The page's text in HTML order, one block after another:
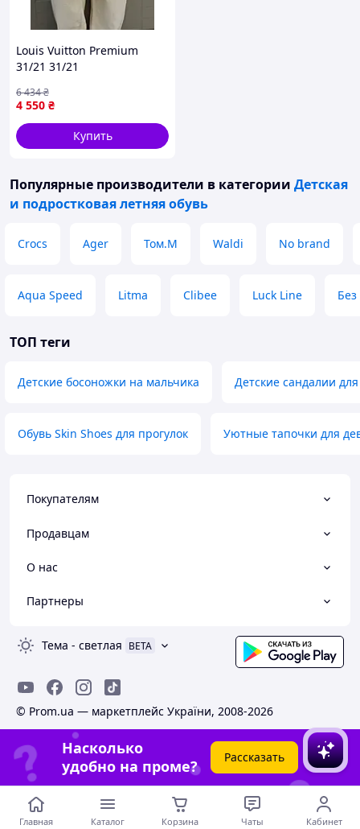
Louis Vuitton Premium
31/21 31/21
4 550 ₴
6 434₴
Купить
Популярные производители в категории Детская
и подростковая летняя обувь
Crocs Ager Том.М Waldi No brand
Aqua Speed Litma Clibee Luck Line
ТОП теги
Детские босоножки на мальчика Детские сандалии
Обувь Skin Shoes для прогулок Уютные тапочки для
Покупателям
Продавцам
О нас
Партнеры
Тема - светлая BETA
© Prom.ua — маркетплейс України, 2008-2026
Насколько
удобно на проме?
Рассказать
Главная Каталог Корзина Чаты Кабинет